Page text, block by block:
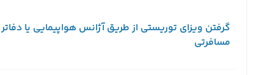
گرفتن ویزای توریستی از طریق آژانس هواپیمایی یا دفاتر
مسافرتی